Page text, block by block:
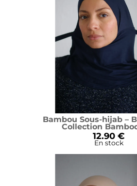
Bambou Sous-hijab –
Collection
12.90 €
En stock